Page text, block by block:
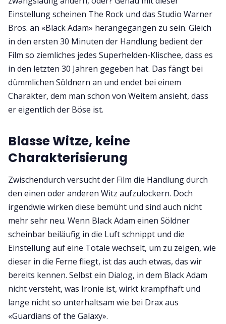
Einstellung scheinen The Rock und das Studio Warner
Bros. an «Black Adam» herangegangen zu sein. Gleich
in den ersten 30 Minuten der Handlung bedient der
Film so ziemliches jedes Superhelden-Klischee, dass es
in den letzten 30 Jahren gegeben hat. Das fängt bei
dümmlichen Söldnern an und endet bei einem
Charakter, dem man schon von Weitem ansieht, dass
er eigentlich der Böse ist.
Blasse Witze, keine
Charakterisierung
Zwischendurch versucht der Film die Handlung durch
den einen oder anderen Witz aufzulockern. Doch
irgendwie wirken diese bemüht und sind auch nicht
mehr sehr neu. Wenn Black Adam einen Söldner
scheinbar beiläufig in die Luft schnippt und die
Einstellung auf eine Totale wechselt, um zu zeigen, wie
dieser in die Ferne fliegt, ist das auch etwas, das wir
bereits kennen. Selbst ein Dialog, in dem Black Adam
nicht versteht, was Ironie ist, wirkt krampfhaft und
lange nicht so unterhaltsam wie bei Drax aus
«Guardians of the Galaxy».